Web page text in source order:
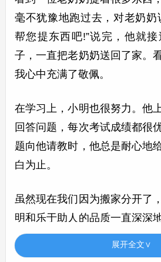
毫不犹豫地跑过去，对老奶奶
帮您提东西吧!”说完，他就
子，一直把老奶奶送回了家。
我心中充满了敬佩。
在学习上，小明也很努力。他
回答问题，每次考试成绩都很
题向他请教时，他总是耐心地
白为止。
虽然现在我们因为搬家分开了
明和乐于助人的品质一直深深
我相信，无论相隔多远，我
在。
展开全文∨